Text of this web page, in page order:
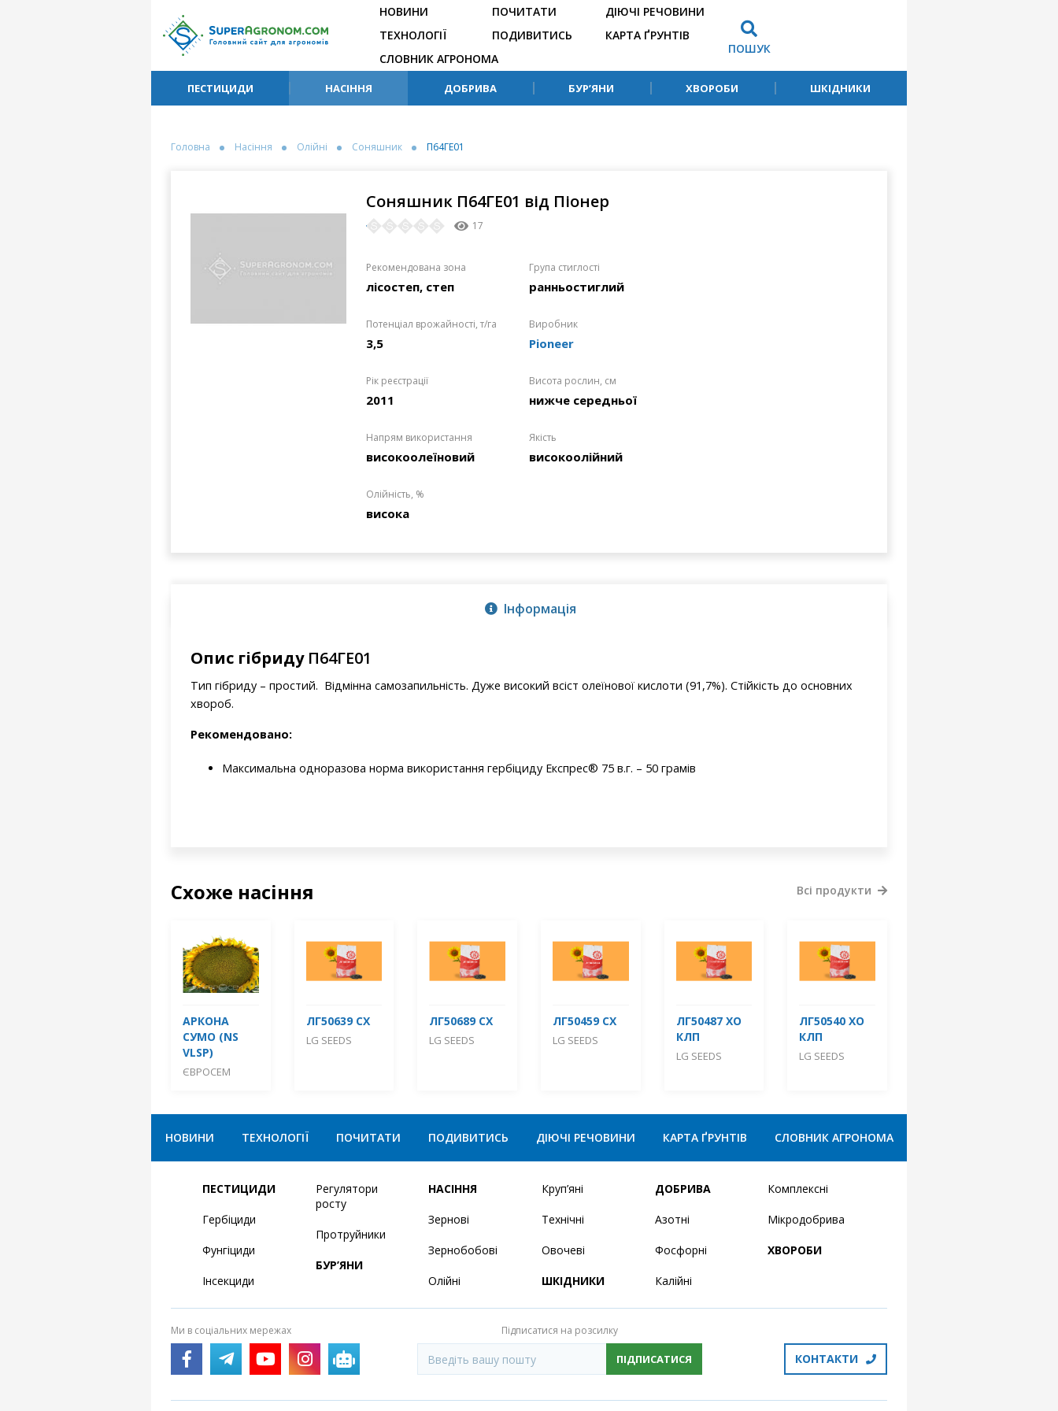
НОВИНИ
ТЕХНОЛОГІЇ
ПОЧИТАТИ
ПОДИВИТИСЬ
ДІЮЧІ РЕЧОВИНИ
КАРТА ҐРУНТІВ
СЛОВНИК АГРОНОМА
ПОШУК
ПЕСТИЦИДИ НАСІННЯ ДОБРИВА БУР’ЯНИ ХВОРОБИ ШКІДНИКИ
Головна Насіння Олійні Соняшник П64ГЕ01
Соняшник П64ГЕ01 від Піонер
17
Рекомендована зона
лісостеп, степ
Група стиглості
ранньостиглий
Потенціал врожайності, т/га
3,5
Виробник
Pioneer
Рік реєстрації
2011
Висота рослин, см
нижче середньої
Напрям використання
високоолеїновий
Якість
високоолійний
Олійність, %
висока
Інформація
Опис гібриду П64ГЕ01
Тип гібриду – простий. Відмінна самозапильність. Дуже високий всіст олеїнової кислоти (91,7%). Стійкість до основних
хвороб.
Рекомендовано:
Максимальна одноразова норма використання гербіциду Експрес® 75 в.г. – 50 грамів
Схоже насіння
АРКОНА
СУМО (NS
VLSP)
ЄВРОСЕМ
ЛГ50639 СХ
LG SEEDS
ЛГ50689 СХ
LG SEEDS
ЛГ50459 СХ
LG SEEDS
ЛГ50487 ХО
КЛП
LG SEEDS
ЛГ50540 ХО
КЛП
LG SEEDS
Всі продукти
НОВИНИ ТЕХНОЛОГІЇ ПОЧИТАТИ ПОДИВИТИСЬ ДІЮЧІ РЕЧОВИНИ КАРТА ҐРУНТІВ СЛОВНИК АГРОНОМА
ПЕСТИЦИДИ
Гербіциди
Фунгіциди
Інсекциди
Регулятори
росту
Протруйники
БУР’ЯНИ
НАСІННЯ
Зернові
Зернобобові
Олійні
Круп’яні
Технічні
Овочеві
ШКІДНИКИ
ДОБРИВА
Азотні
Фосфорні
Калійні
Комплексні
Мікродобрива
ХВОРОБИ
Ми в соціальних мережах Підписатися на розсилку
ПІДПИСАТИСЯ КОНТАКТИ